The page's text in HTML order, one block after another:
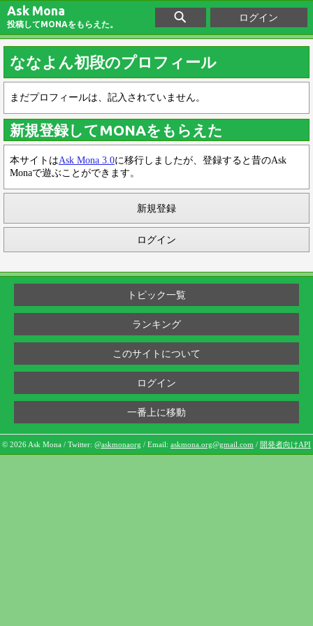
Ask Mona
投稿してMONAをもらえた。
ログイン
ななよん初段のプロフィール
まだプロフィールは、記入されていません。
新規登録してMONAをもらえた
本サイトはAsk Mona 3.0に移行しましたが、登録すると昔のAsk
Monaで遊ぶことができます。
新規登録
ログイン
トピック一覧
ランキング
このサイトについて
ログイン
一番上に移動
© 2026 Ask Mona / Twitter: @askmonaorg / Email: askmona.org@gmail.com / 開発者向けAPI